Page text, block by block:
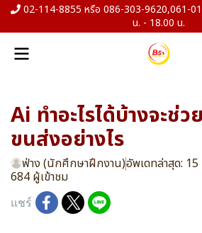
02-114-8855 หรือ 086-303-9620,061-
น. - 18.00 น.
Ai ทำอะไรได้บ้างจะช่
ขนส่งอย่างไร
ฟ่าง (นักศึกษาฝึกงาน)อัพเดทล่าสุด:
684 ผู้เข้าชม
แชร์